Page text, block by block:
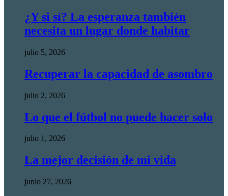
¿Y si sí? La esperanza también
necesita un lugar donde habitar
julio 5, 2026
Recuperar la capacidad de asombro
julio 2, 2026
Lo que el fútbol no puede hacer solo
julio 1, 2026
La mejor decisión de mi vida
junio 27, 2026